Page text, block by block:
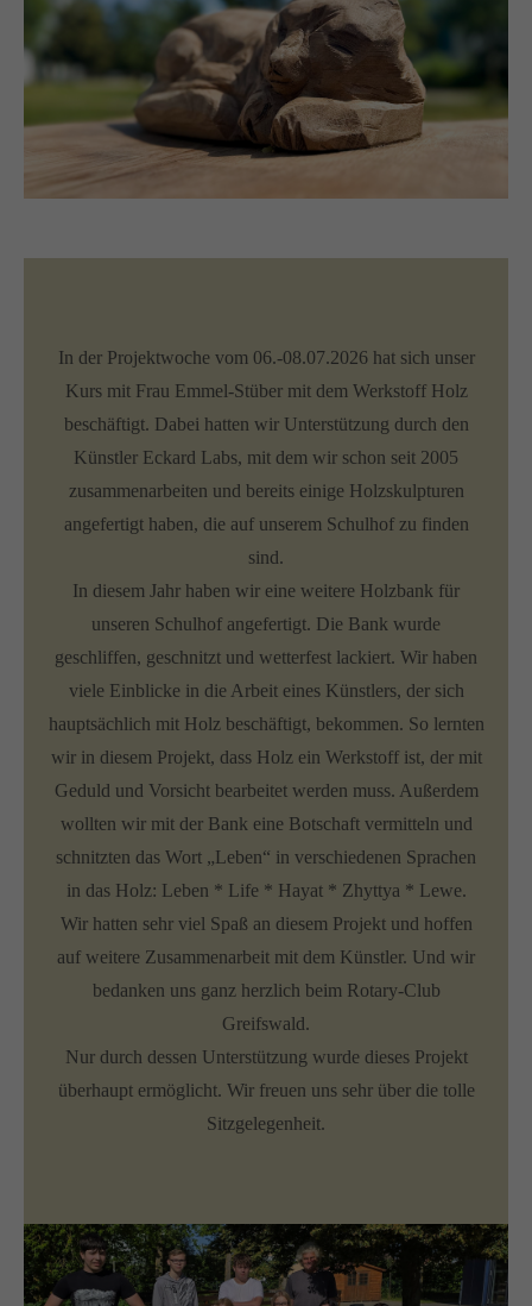
In der Projektwoche vom 06.-08.07.2026 hat sich unser
Kurs mit Frau Emmel-Stüber mit dem Werkstoff Holz
beschäftigt. Dabei hatten wir Unterstützung durch den
Künstler Eckard Labs, mit dem wir schon seit 2005
zusammenarbeiten und bereits einige Holzskulpturen
angefertigt haben, die auf unserem Schulhof zu finden
sind.
In diesem Jahr haben wir eine weitere Holzbank für
unseren Schulhof angefertigt. Die Bank wurde
geschliffen, geschnitzt und wetterfest lackiert. Wir haben
viele Einblicke in die Arbeit eines Künstlers, der sich
hauptsächlich mit Holz beschäftigt, bekommen. So lernten
wir in diesem Projekt, dass Holz ein Werkstoff ist, der mit
Geduld und Vorsicht bearbeitet werden muss. Außerdem
wollten wir mit der Bank eine Botschaft vermitteln und
schnitzten das Wort „Leben“ in verschiedenen Sprachen
in das Holz: Leben * Life * Hayat * Zhyttya * Lewe.
Wir hatten sehr viel Spaß an diesem Projekt und hoffen
auf weitere Zusammenarbeit mit dem Künstler. Und wir
bedanken uns ganz herzlich beim Rotary-Club
Greifswald.
Nur durch dessen Unterstützung wurde dieses Projekt
überhaupt ermöglicht. Wir freuen uns sehr über die tolle
Sitzgelegenheit.